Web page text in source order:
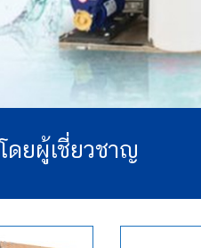
ดยผู้เชี่ยวชาญ